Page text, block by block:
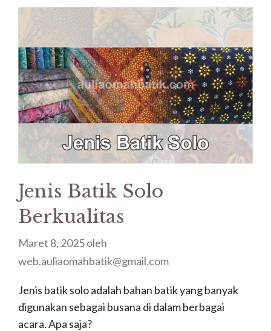
Jenis Batik Solo
Berkualitas
Maret 8, 2025oleh
web.auliaomahbatik@gmail.com
Jenis batik solo adalah bahan batik yang banyak
digunakan sebagai busana di dalam berbagai
acara. Apa saja?